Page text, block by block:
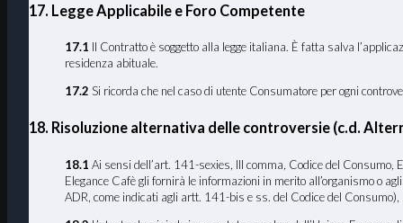
17. Legge Applicabile e Foro Competente
17.1 Il Contratto è soggetto alla legge italiana. È fatta salva
residenza abituale.
17.2 Si ricorda che nel caso di utente Consumatore per ogni
18. Risoluzione alternativa delle controversie (c.d.
18.1 Ai sensi dell’art. 141-sexies, III comma, Codice del
Elegance Cafè gli fornirà le informazioni in merito all’organismo o
ADR, come indicati agli artt. 141-bis e ss. del Codice del